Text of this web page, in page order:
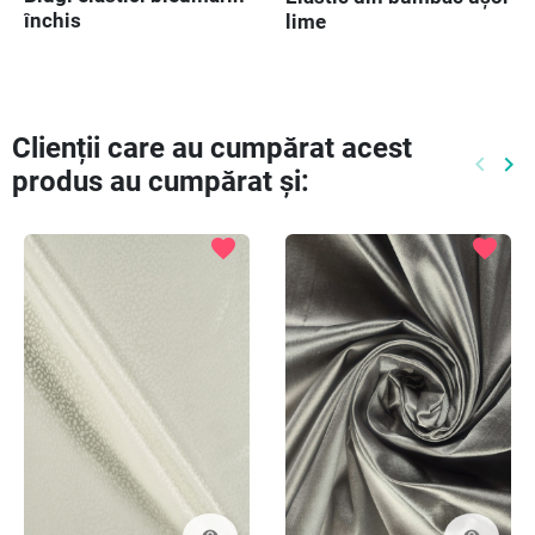
închis
lime
Clienții care au cumpărat acest
produs au cumpărat și:
keyboard_arrow_left keyboard_arrow_right
favorite favorite